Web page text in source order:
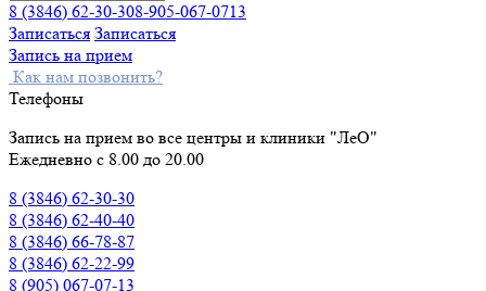
8 (3846) 62-30-308-905-067-0713
Записаться Записаться
Запись на прием
Как нам позвонить?
Телефоны
Запись на прием во все центры и клиники "ЛеО"
Ежедневно с 8.00 до 20.00
8 (3846) 62-30-30
8 (3846) 62-40-40
8 (3846) 66-78-87
8 (3846) 62-22-99
8 (905) 067-07-13